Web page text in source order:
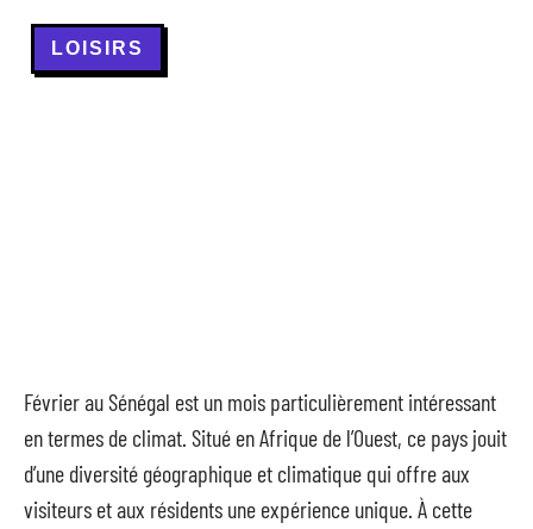
LOISIRS
Février au Sénégal est un mois particulièrement intéressant
en termes de climat. Situé en Afrique de l’Ouest, ce pays jouit
d’une diversité géographique et climatique qui offre aux
visiteurs et aux résidents une expérience unique. À cette